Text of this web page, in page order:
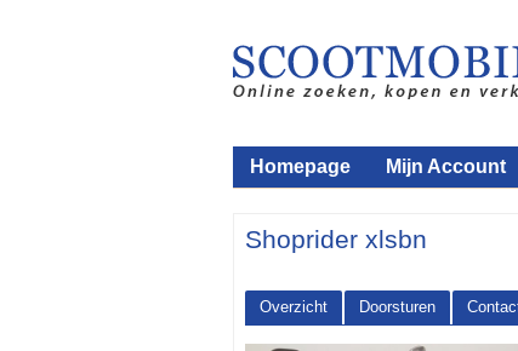
Homepage Mijn Account
Shoprider xlsbn
Overzicht Doorsturen